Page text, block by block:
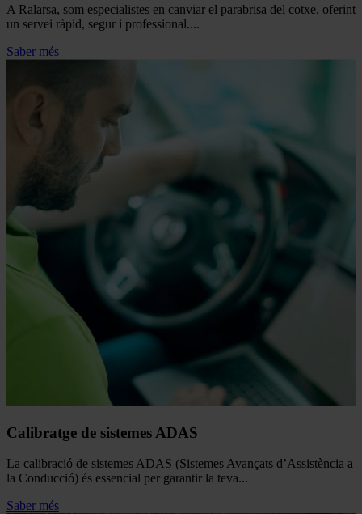
A Ralarsa, som especialistes en canviar el parabrisa del cotxe, oferint
un servei ràpid, segur i professional....
Saber més
Calibratge de sistemes ADAS
La calibració de sistemes ADAS (Sistemes Avançats d’Assistència a
la Conducció) és essencial per garantir la teva...
Saber més